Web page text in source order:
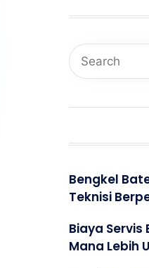
Bengkel
Teknisi
Biaya Servis
Mana Lebih